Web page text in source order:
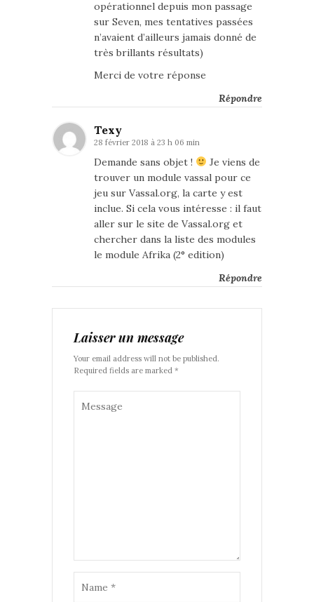
opérationnel depuis mon passage
sur Seven, mes tentatives passées
n’avaient d’ailleurs jamais donné de
très brillants résultats)
Merci de votre réponse
Répondre
Texy
28 février 2018 à 23 h 06 min
Demande sans objet !
Je viens de
trouver un module vassal pour ce
jeu sur Vassal.org, la carte y est
inclue. Si cela vous intéresse : il faut
aller sur le site de Vassal.org et
chercher dans la liste des modules
le module Afrika (2° edition)
Répondre
Laisser un message
Your email address will not be published.
Required fields are marked *